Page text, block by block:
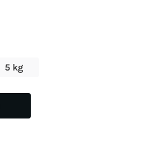
5 kg